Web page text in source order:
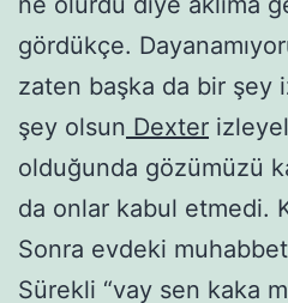
gördükçe.
zaten başka da bir şey
şey olsun Dexter
olduğunda gözümüzü
da onlar kabul etmedi.
Sonra evdeki
Sürekli “vay sen kaka